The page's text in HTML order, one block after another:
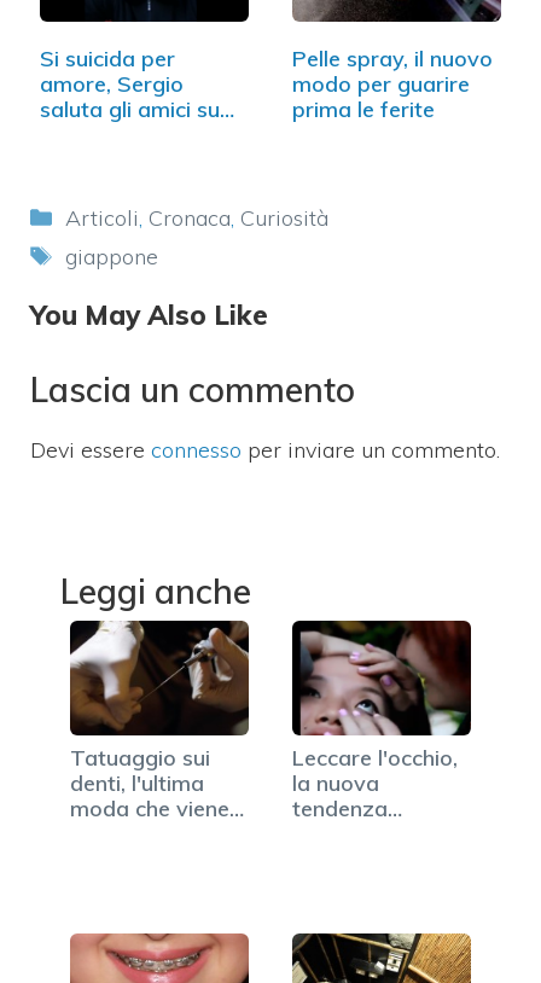
Si suicida per
amore, Sergio
saluta gli amici su…
Pelle spray, il nuovo
modo per guarire
prima le ferite
Categorie
Articoli, Cronaca, Curiosità
Tag
giappone
You May Also Like
Lascia un commento
Devi essere connesso per inviare un commento.
Leggi anche
Tatuaggio sui
denti, l'ultima
moda che viene
Leccare l'occhio,
la nuova
tendenza